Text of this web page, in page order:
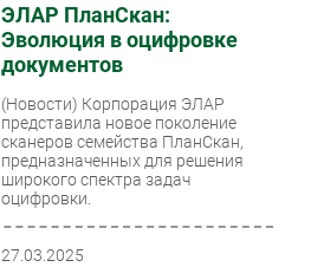
ЭЛАР ПланСкан:
Эволюция в оцифровке
документов
(Новости) Корпорация ЭЛАР
представила новое поколение
сканеров семейства ПланСкан,
предназначенных для решения
широкого спектра задач
оцифровки.
27.03.2025